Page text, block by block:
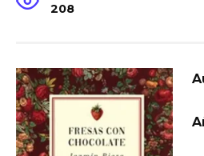
208